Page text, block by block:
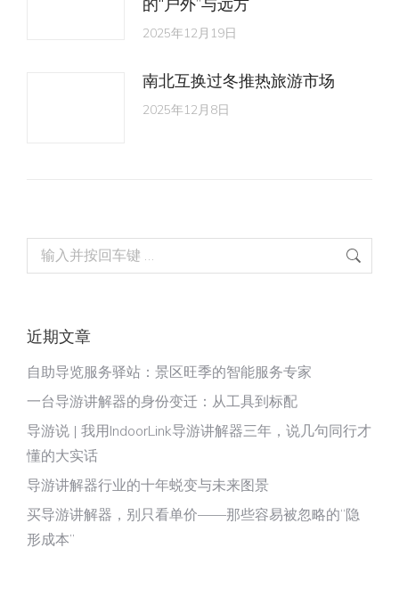
的“户外”与远方
2025年12月19日
南北互换过冬推热旅游市场
2025年12月8日
Search:
近期文章
自助导览服务驿站：景区旺季的智能服务专家
一台导游讲解器的身份变迁：从工具到标配
导游说 | 我用IndoorLink导游讲解器三年，说几句同行才
懂的大实话
导游讲解器行业的十年蜕变与未来图景
买导游讲解器，别只看单价——那些容易被忽略的“隐
形成本”